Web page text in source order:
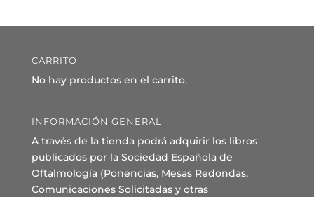
CARRITO
No hay productos en el carrito.
INFORMACIÓN GENERAL
A través de la tienda podrá adquirir los libros
publicados por la Sociedad Española de
Oftalmología (Ponencias, Mesas Redondas,
Comunicaciones Solicitadas y otras